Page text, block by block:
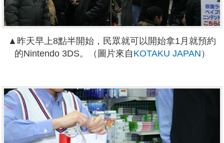
▲昨天早上8點半開始，民眾就可以開始拿1月就預約
的Nintendo 3DS。（圖片來自 KOTAKU JAPAN ）